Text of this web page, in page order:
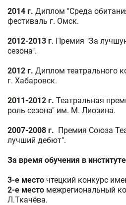
2014 г. Диплом "Среда
фестиваль г. Омск.
2012-2013 г. Премия "За
сезона".
2012 г. Диплом театрального
г. Хабаровск.
2011-2012 г. Театральная
роль сезона" им. М. Лиозина.
2007-2008 г. Премия Союза
лучший дебют".
За время обучения в
3-е место чтецкий конкурс
2-е место межрегиональный
Л.Ткачёва.